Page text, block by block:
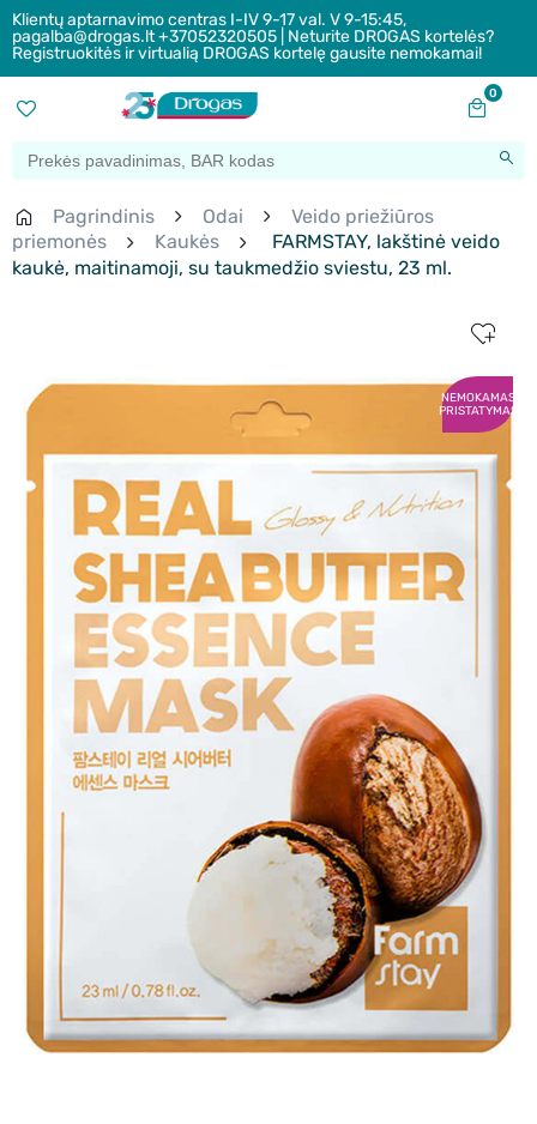
Klientų aptarnavimo centras I-IV 9-17 val. V 9-15:45,
pagalba@drogas.lt +37052320505 | Neturite DROGAS kortelės?
Registruokitės ir virtualią DROGAS kortelę gausite nemokamai!
0
Pagrindinis Odai
Veido priežiūros
priemonės
Kaukės
FARMSTAY, lakštinė veido
kaukė, maitinamoji, su taukmedžio sviestu, 23 ml.
NEMOKAMAS
PRISTATYMAS